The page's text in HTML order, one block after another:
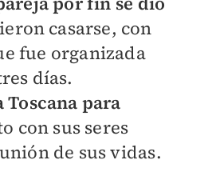
casarse, con
fue organizada
días.
Toscana para
con sus seres
de sus vidas.